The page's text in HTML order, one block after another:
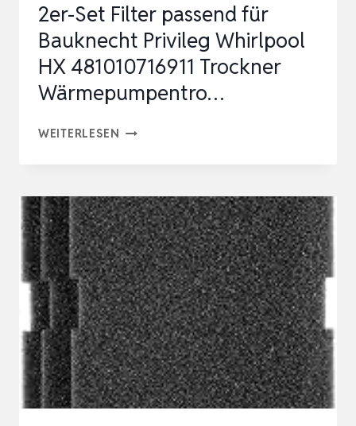
2er-Set Filter passend für
Bauknecht Privileg Whirlpool
HX 481010716911 Trockner
Wärmepumpentro…
WEITERLESEN 2ER-
PASSEND
FÜR
BAUKNECHT
PRIVILEG
WHIRLPOOL
HX
481010716911
TROCKNER
WÄRMEPUMPENTRO…